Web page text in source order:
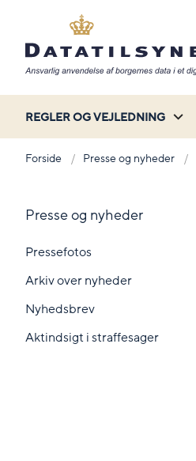
REGLER OG VEJLEDNING
Forside Presse og nyheder
Presse og nyheder
Pressefotos
Arkiv over nyheder
Nyhedsbrev
Aktindsigt i straffesager